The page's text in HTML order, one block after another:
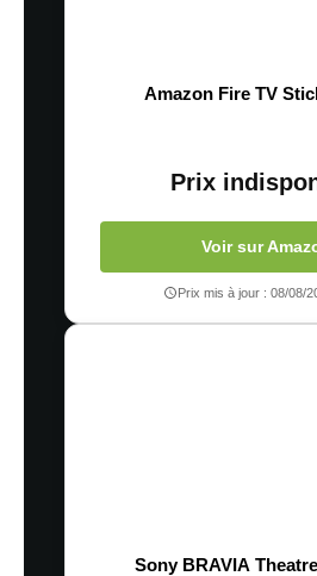
Amazon Fire TV
Prix
Voir sur
Prix mis à jour : 08/08/
Sony BRAVIA